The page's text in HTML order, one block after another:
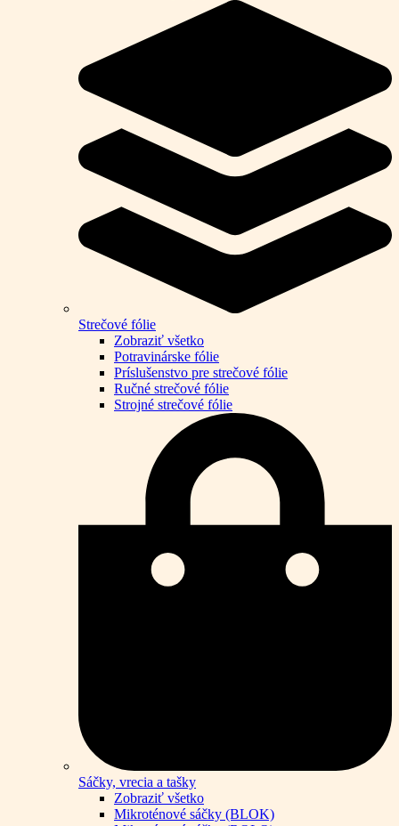
Strečové fólie
Zobraziť všetko
Potravinárske fólie
Príslušenstvo pre strečové fólie
Ručné strečové fólie
Strojné strečové fólie
Sáčky, vrecia a tašky
Zobraziť všetko
Mikroténové sáčky (BLOK)